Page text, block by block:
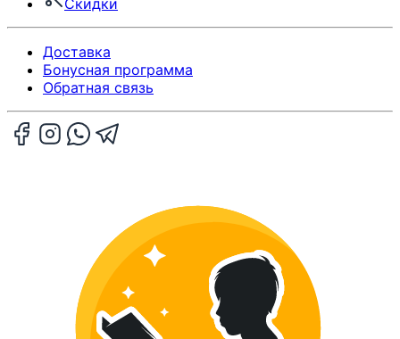
Скидки
Доставка
Бонусная программа
Обратная связь